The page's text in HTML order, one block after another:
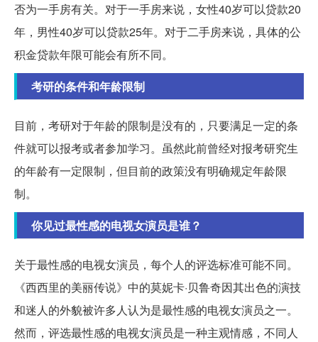
否为一手房有关。对于一手房来说，女性40岁可以贷款20
年，男性40岁可以贷款25年。对于二手房来说，具体的公
积金贷款年限可能会有所不同。
考研的条件和年龄限制
目前，考研对于年龄的限制是没有的，只要满足一定的条
件就可以报考或者参加学习。虽然此前曾经对报考研究生
的年龄有一定限制，但目前的政策没有明确规定年龄限
制。
你见过最性感的电视女演员是谁？
关于最性感的电视女演员，每个人的评选标准可能不同。
《西西里的美丽传说》中的莫妮卡·贝鲁奇因其出色的演技
和迷人的外貌被许多人认为是最性感的电视女演员之一。
然而，评选最性感的电视女演员是一种主观情感，不同人